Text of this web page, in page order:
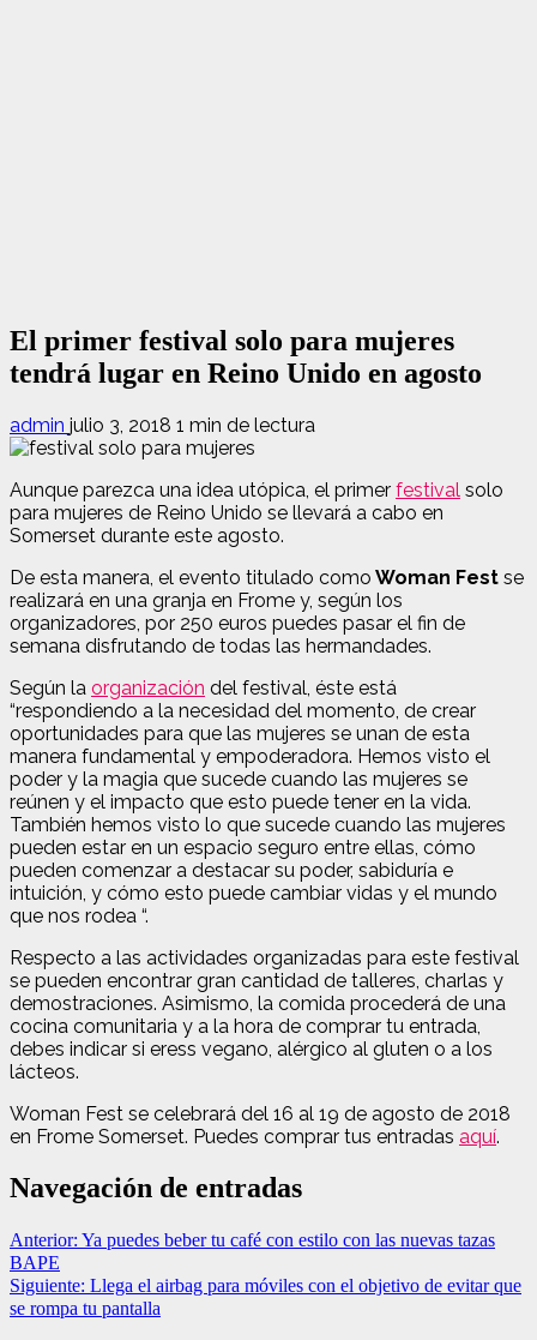
El primer festival solo para mujeres
tendrá lugar en Reino Unido en agosto
admin julio 3, 2018 1 min de lectura
Aunque parezca una idea utópica, el primer festival solo
para mujeres de Reino Unido se llevará a cabo en
Somerset durante este agosto.
De esta manera, el evento titulado como Woman Fest se
realizará en una granja en Frome y, según los
organizadores, por 250 euros puedes pasar el fin de
semana disfrutando de todas las hermandades.
Según la organización del festival, éste está
“respondiendo a la necesidad del momento, de crear
oportunidades para que las mujeres se unan de esta
manera fundamental y empoderadora. Hemos visto el
poder y la magia que sucede cuando las mujeres se
reúnen y el impacto que esto puede tener en la vida.
También hemos visto lo que sucede cuando las mujeres
pueden estar en un espacio seguro entre ellas, cómo
pueden comenzar a destacar su poder, sabiduría e
intuición, y cómo esto puede cambiar vidas y el mundo
que nos rodea “.
Respecto a las actividades organizadas para este festival
se pueden encontrar gran cantidad de talleres, charlas y
demostraciones. Asimismo, la comida procederá de una
cocina comunitaria y a la hora de comprar tu entrada,
debes indicar si eress vegano, alérgico al gluten o a los
lácteos.
Woman Fest se celebrará del 16 al 19 de agosto de 2018
en Frome Somerset. Puedes comprar tus entradas aquí.
Navegación de entradas
Anterior: Ya puedes beber tu café con estilo con las nuevas tazas
BAPE
Siguiente: Llega el airbag para móviles con el objetivo de evitar que
se rompa tu pantalla